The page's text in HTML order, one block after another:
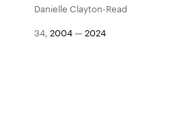
Danielle Clayton-Read
34, 2004— 2024